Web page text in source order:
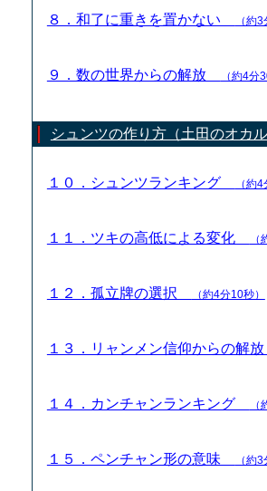
８．和了に重きを置かない （約
９．数の世界からの解放 （約4分
シュンツの作り方（土田のオカル
１０．シュンツランキング （約
１１．ツキの高低による変化 （
１２．孤立牌の選択 （約4分10秒）
１３．リャンメン信仰からの解
１４．カンチャンランキング （
１５．ペンチャン形の意味 （約3